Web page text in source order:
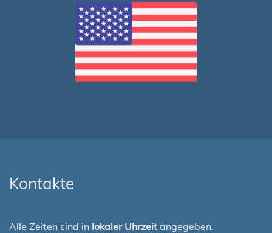
Kontakte
Alle Zeiten sind in lokaler Uhrzeit angegeben.